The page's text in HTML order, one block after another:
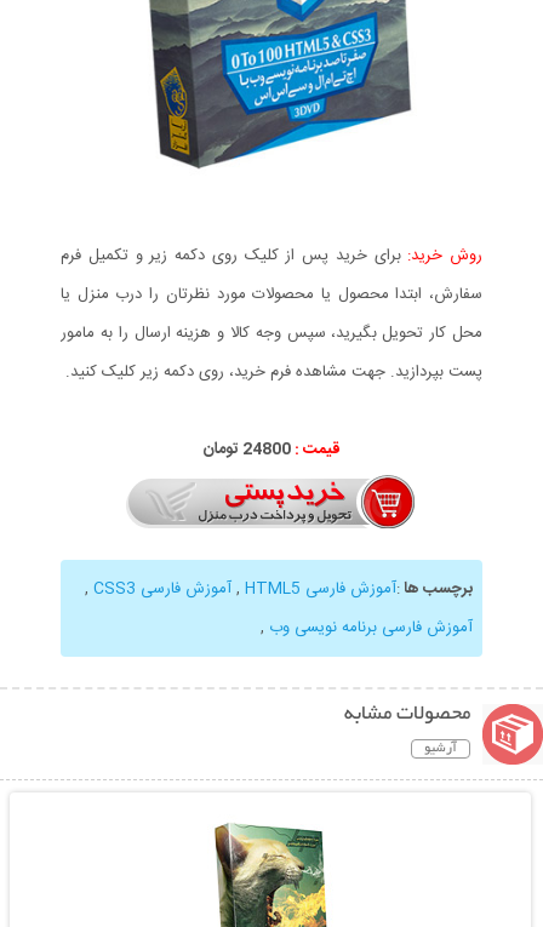
روش خرید: برای خرید پس از کلیک روی دکمه زیر و تکمیل فرم
سفارش، ابتدا محصول یا محصولات مورد نظرتان را درب منزل یا
محل کار تحویل بگیرید، سپس وجه کالا و هزینه ارسال را به مامور
پست بپردازید. جهت مشاهده فرم خرید، روی دکمه زیر کلیک کنید.
قیمت :24800 تومان
برچسب ها:آموزش فارسی HTML5 ,آموزش فارسی CSS3
,
آموزش فارسی برنامه نویسی وب ,
محصولات مشابه
آرشیو